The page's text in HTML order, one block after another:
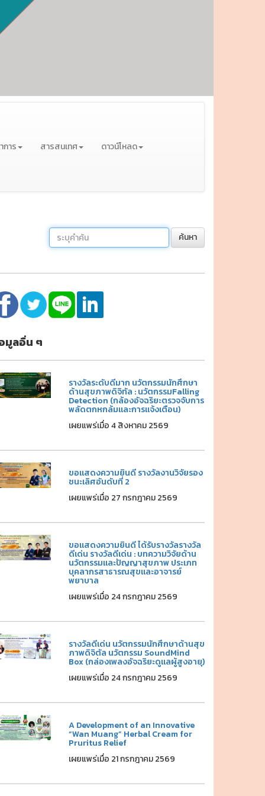
การ สารสนเทศ ดาวน์โหลด
ค้นหา
มูลอื่น ๆ
รางวัลระดับดีมาก นวัตกรรมนักศึกษา
ด้านสุขภาพดิจิทัล : นวัตกรรมFalling
Detection (กล้องอัจฉริยะตรวจจับการ
พลัดตกหกล้มและการแจ้งเตือน)
เผยแพร่เมื่อ 4 สิงหาคม 2569
ขอแสดงความยินดี รางวัลงานวิจัยรอง
ชนะเลิศอันดับที่ 2
เผยแพร่เมื่อ 27 กรกฎาคม 2569
ขอแสดงความยินดี ได้รับรางวัลรางวัล
ดีเด่น รางวัลดีเด่น : บทความวิจัยด้าน
นวัตกรรมและปัญญาสุขภาพ ประเภท
บุคลากรสาธารณสุขและอาจารย์
พยาบาล
เผยแพร่เมื่อ 24 กรกฎาคม 2569
รางวัลดีเด่น นวัตกรรมนักศึกษาด้านสุข
ภาพดิจิตัล นวัตกรรม SoundMind
Box (กล่องเพลงอัจฉริยะดูแลผู้สูงอายุ)
เผยแพร่เมื่อ 24 กรกฎาคม 2569
A Development of an Innovative
“Wan Muang” Herbal Cream for
Pruritus Relief
เผยแพร่เมื่อ 21 กรกฎาคม 2569